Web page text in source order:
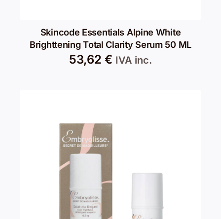
Skincode Essentials Alpine White
Brighttening Total Clarity Serum 50 ML
53,62 € IVA inc.